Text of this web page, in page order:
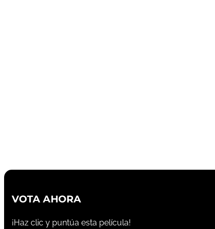
VOTA AHORA
¡Haz clic y puntúa esta película!